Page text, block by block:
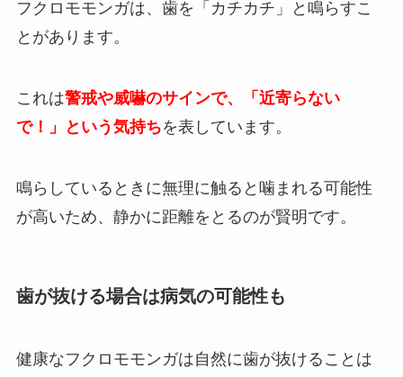
フクロモモンガは、歯を「カチカチ」と鳴らすこ
とがあります。
これは警戒や威嚇のサインで、「近寄らない
で！」という気持ちを表しています。
鳴らしているときに無理に触ると噛まれる可能性
が高いため、静かに距離をとるのが賢明です。
歯が抜ける場合は病気の可能性も
健康なフクロモモンガは自然に歯が抜けることは